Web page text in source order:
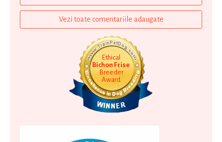
Vezi toate comentariile adaugate
Ethical
Bichon Frise
Breeder
Award